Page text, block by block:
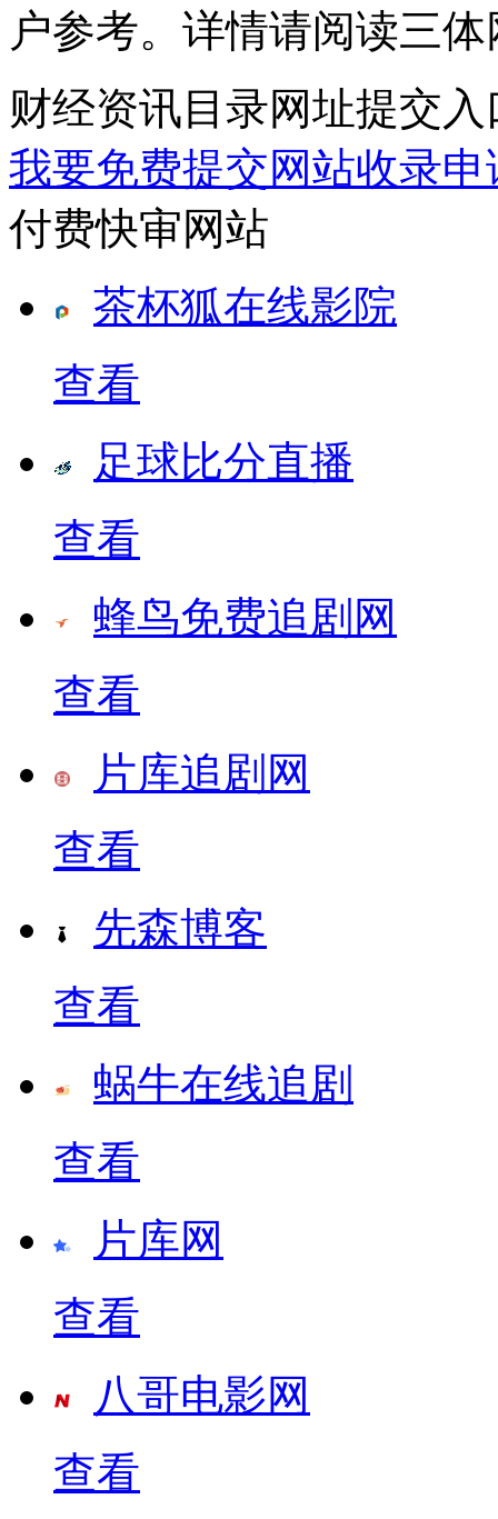
户参考。详情请阅读三
财经资讯目录网址提交入
我要免费提交网站收录申
付费快审网站
茶杯狐在线影院
查看
足球比分直播
查看
蜂鸟免费追剧网
查看
片库追剧网
查看
先森博客
查看
蜗牛在线追剧
查看
片库网
查看
八哥电影网
查看